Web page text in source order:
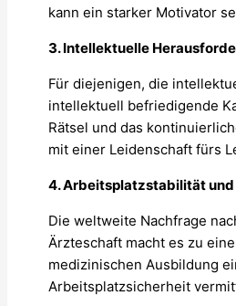
kann ein starker Motivator
3. Intellektuelle
Für diejenigen, die
intellektuell befriedigende
Rätsel und das
mit einer Leidenschaft fürs
4. Arbeitsplatzstabilität
Die weltweite Nachfrage
Ärzteschaft macht es zu
medizinischen Ausbildung
Arbeitsplatzsicherheit